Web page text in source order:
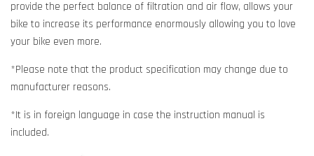
provide the perfect balance of filtration and air flow, allows your
bike to increase its performance enormously allowing you to love
your bike even more.
*Please note that the product specification may change due to
manufacturer reasons.
*It is in foreign language in case the instruction manual is
included.